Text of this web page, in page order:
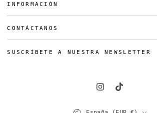
INFORMACIÓN
CONTÁCTANOS
SUSCRÍBETE A NUESTRA NEWSLETTER
Instagram
TikTok